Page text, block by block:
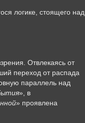
логике, стоящего над
Отвлекаясь от
переход от распада
параллель над
», в
» проявлена